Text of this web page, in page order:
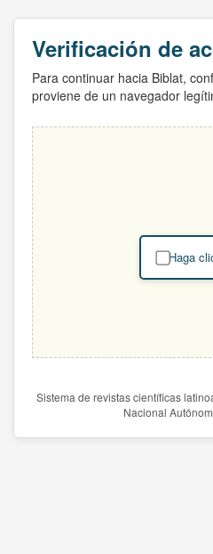
Verificación de
Para continuar hacia Biblat,
proviene de un navegador
Haga
Sistema de revistas científicas
Nacional